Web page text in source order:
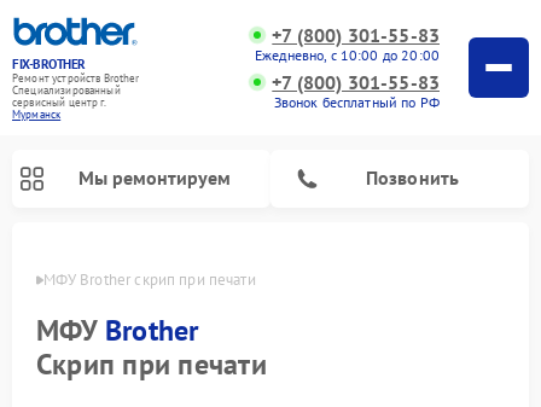
FIX-BROTHER
Ремонт устройств Brother
Специализированный
cервисный центр г.
Мурманск
+7 (800) 301-55-83
Ежедневно, с 10:00 до 20:00
+7 (800) 301-55-83
Звонок бесплатный по РФ
Мы ремонтируем Позвонить
МФУ Brother скрип при печати
МФУ Brother
Скрип при печати